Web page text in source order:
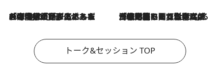
2026.8.3
「今後値上げがあるとすれば…」「リスクがあるのは今年の冬」エネルギー専門家が語る、ホルムズ海峡封鎖が家庭にもたらす“ある心配” 2026.8.3
「住宅建てられない…」「サーチャージ料の高値が続いている」ホルムズ海峡封鎖による影響はいつまで続く？《エネルギー専門家に聞く“どうなる日本の暮らし”》
トーク&セッション TOP